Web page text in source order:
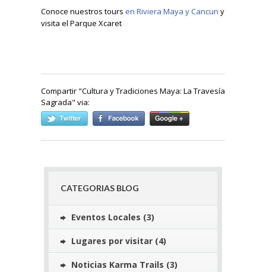
Conoce nuestros tours en Riviera Maya y Cancun y
visita el Parque Xcaret
Compartir "Cultura y Tradiciones Maya: La Travesía
Sagrada" via:
CATEGORIAS BLOG
Eventos Locales (3)
Lugares por visitar (4)
Noticias Karma Trails (3)